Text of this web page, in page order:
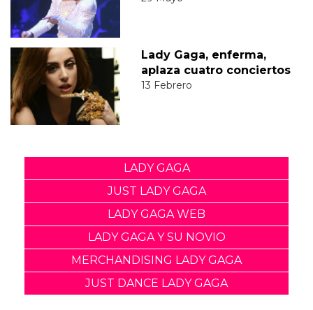
Lady Gaga, enferma,
aplaza cuatro conciertos
13 Febrero
LADY GAGA
JUST LADY GAGA
LADY GAGA WEB
LADY GAGA Y SU NOVIO
MERCHANDISING LADY GAGA
JUST DANCE LADY GAGA